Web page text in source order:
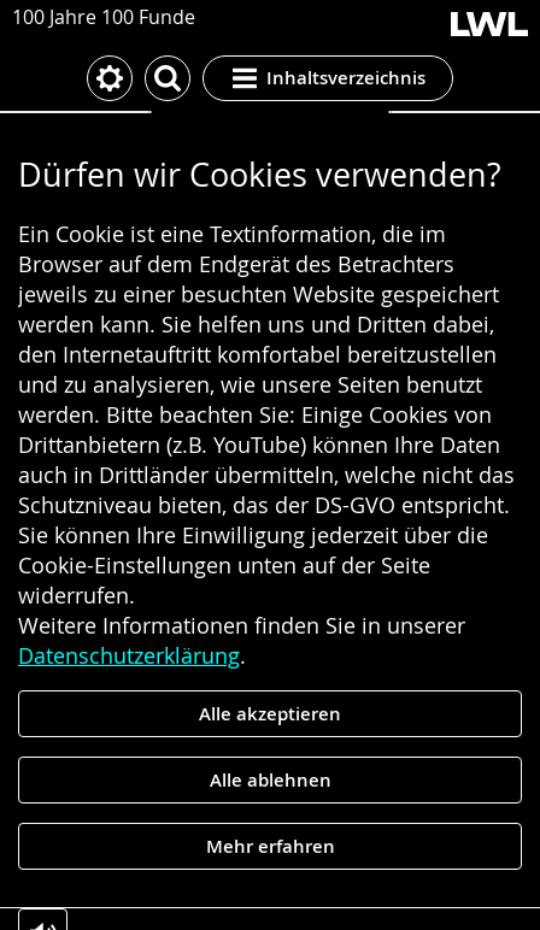
100 Jahre 100 Funde
Inhaltsverzeichnis
Cookie-Einstellungen
Dürfen wir Cookies verwenden?
Ein Cookie ist eine Textinformation, die im
Browser auf dem Endgerät des Betrachters
jeweils zu einer besuchten Website gespeichert
werden kann. Sie helfen uns und Dritten dabei,
den Internetauftritt komfortabel bereitzustellen
und zu analysieren, wie unsere Seiten benutzt
werden. Bitte beachten Sie: Einige Cookies von
Drittanbietern (z.B. YouTube) können Ihre Daten
auch in Drittländer übermitteln, welche nicht das
Schutzniveau bieten, das der DS-GVO entspricht.
Sie können Ihre Einwilligung jederzeit über die
Cookie-Einstellungen unten auf der Seite
widerrufen.
Weitere Informationen finden Sie in unserer
Datenschutzerklärung.
Alle akzeptieren
Alle ablehnen
Mehr erfahren